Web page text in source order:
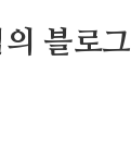
블로그